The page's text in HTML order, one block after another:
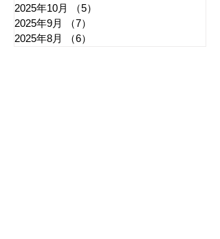
2025年10月
（5）
2025年9月
（7）
2025年8月
（6）